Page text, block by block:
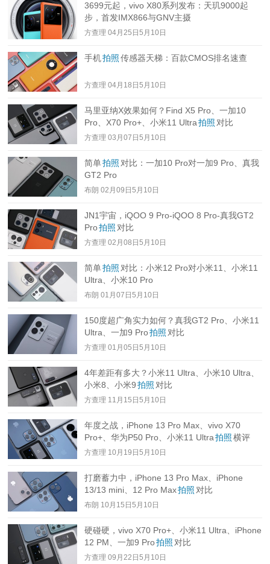
3699元起，vivo X80系列发布：天玑9000起
步，首发IMX866与GNV主摄
方查理 04月25日5月10日
手机拍照 传感器天梯：百款CMOS排名速查
方查理 04月18日5月10日
马里亚纳X效果如何？Find X5 Pro、一加10
Pro、X70 Pro+、小米11 Ultra 拍照 对比
方查理 03月07日5月10日
简单拍照 对比：一加10 Pro对一加9 Pro、真我
GT2 Pro
布朗 02月09日5月10日
JN1宇宙，iQOO 9 Pro-iQOO 8 Pro-真我GT2
Pro拍照 对比
方查理 02月08日5月10日
简单拍照 对比：小米12 Pro对小米11、小米11
Ultra、小米10 Pro
布朗 01月07日5月10日
150度超广角实力如何？真我GT2 Pro、小米11
Ultra、一加9 Pro拍照 对比
方查理 01月05日5月10日
4年差距有多大？小米11 Ultra、小米10 Ultra、
小米8、小米9 拍照 对比
方查理 11月15日5月10日
年度之战，iPhone 13 Pro Max、vivo X70
Pro+、华为P50 Pro、小米11 Ultra 拍照 横评
方查理 10月19日5月10日
打磨蓄力中，iPhone 13 Pro Max、iPhone
13/13 mini、12 Pro Max拍照 对比
布朗 10月15日5月10日
硬碰硬，vivo X70 Pro+、小米11 Ultra、iPhone
12 PM、一加9 Pro拍照 对比
方查理 09月22日5月10日